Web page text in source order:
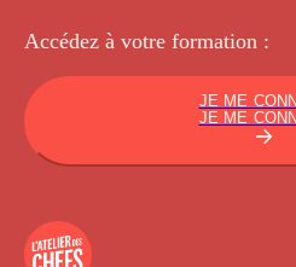
Accédez à votre formation :
JE ME
JE ME